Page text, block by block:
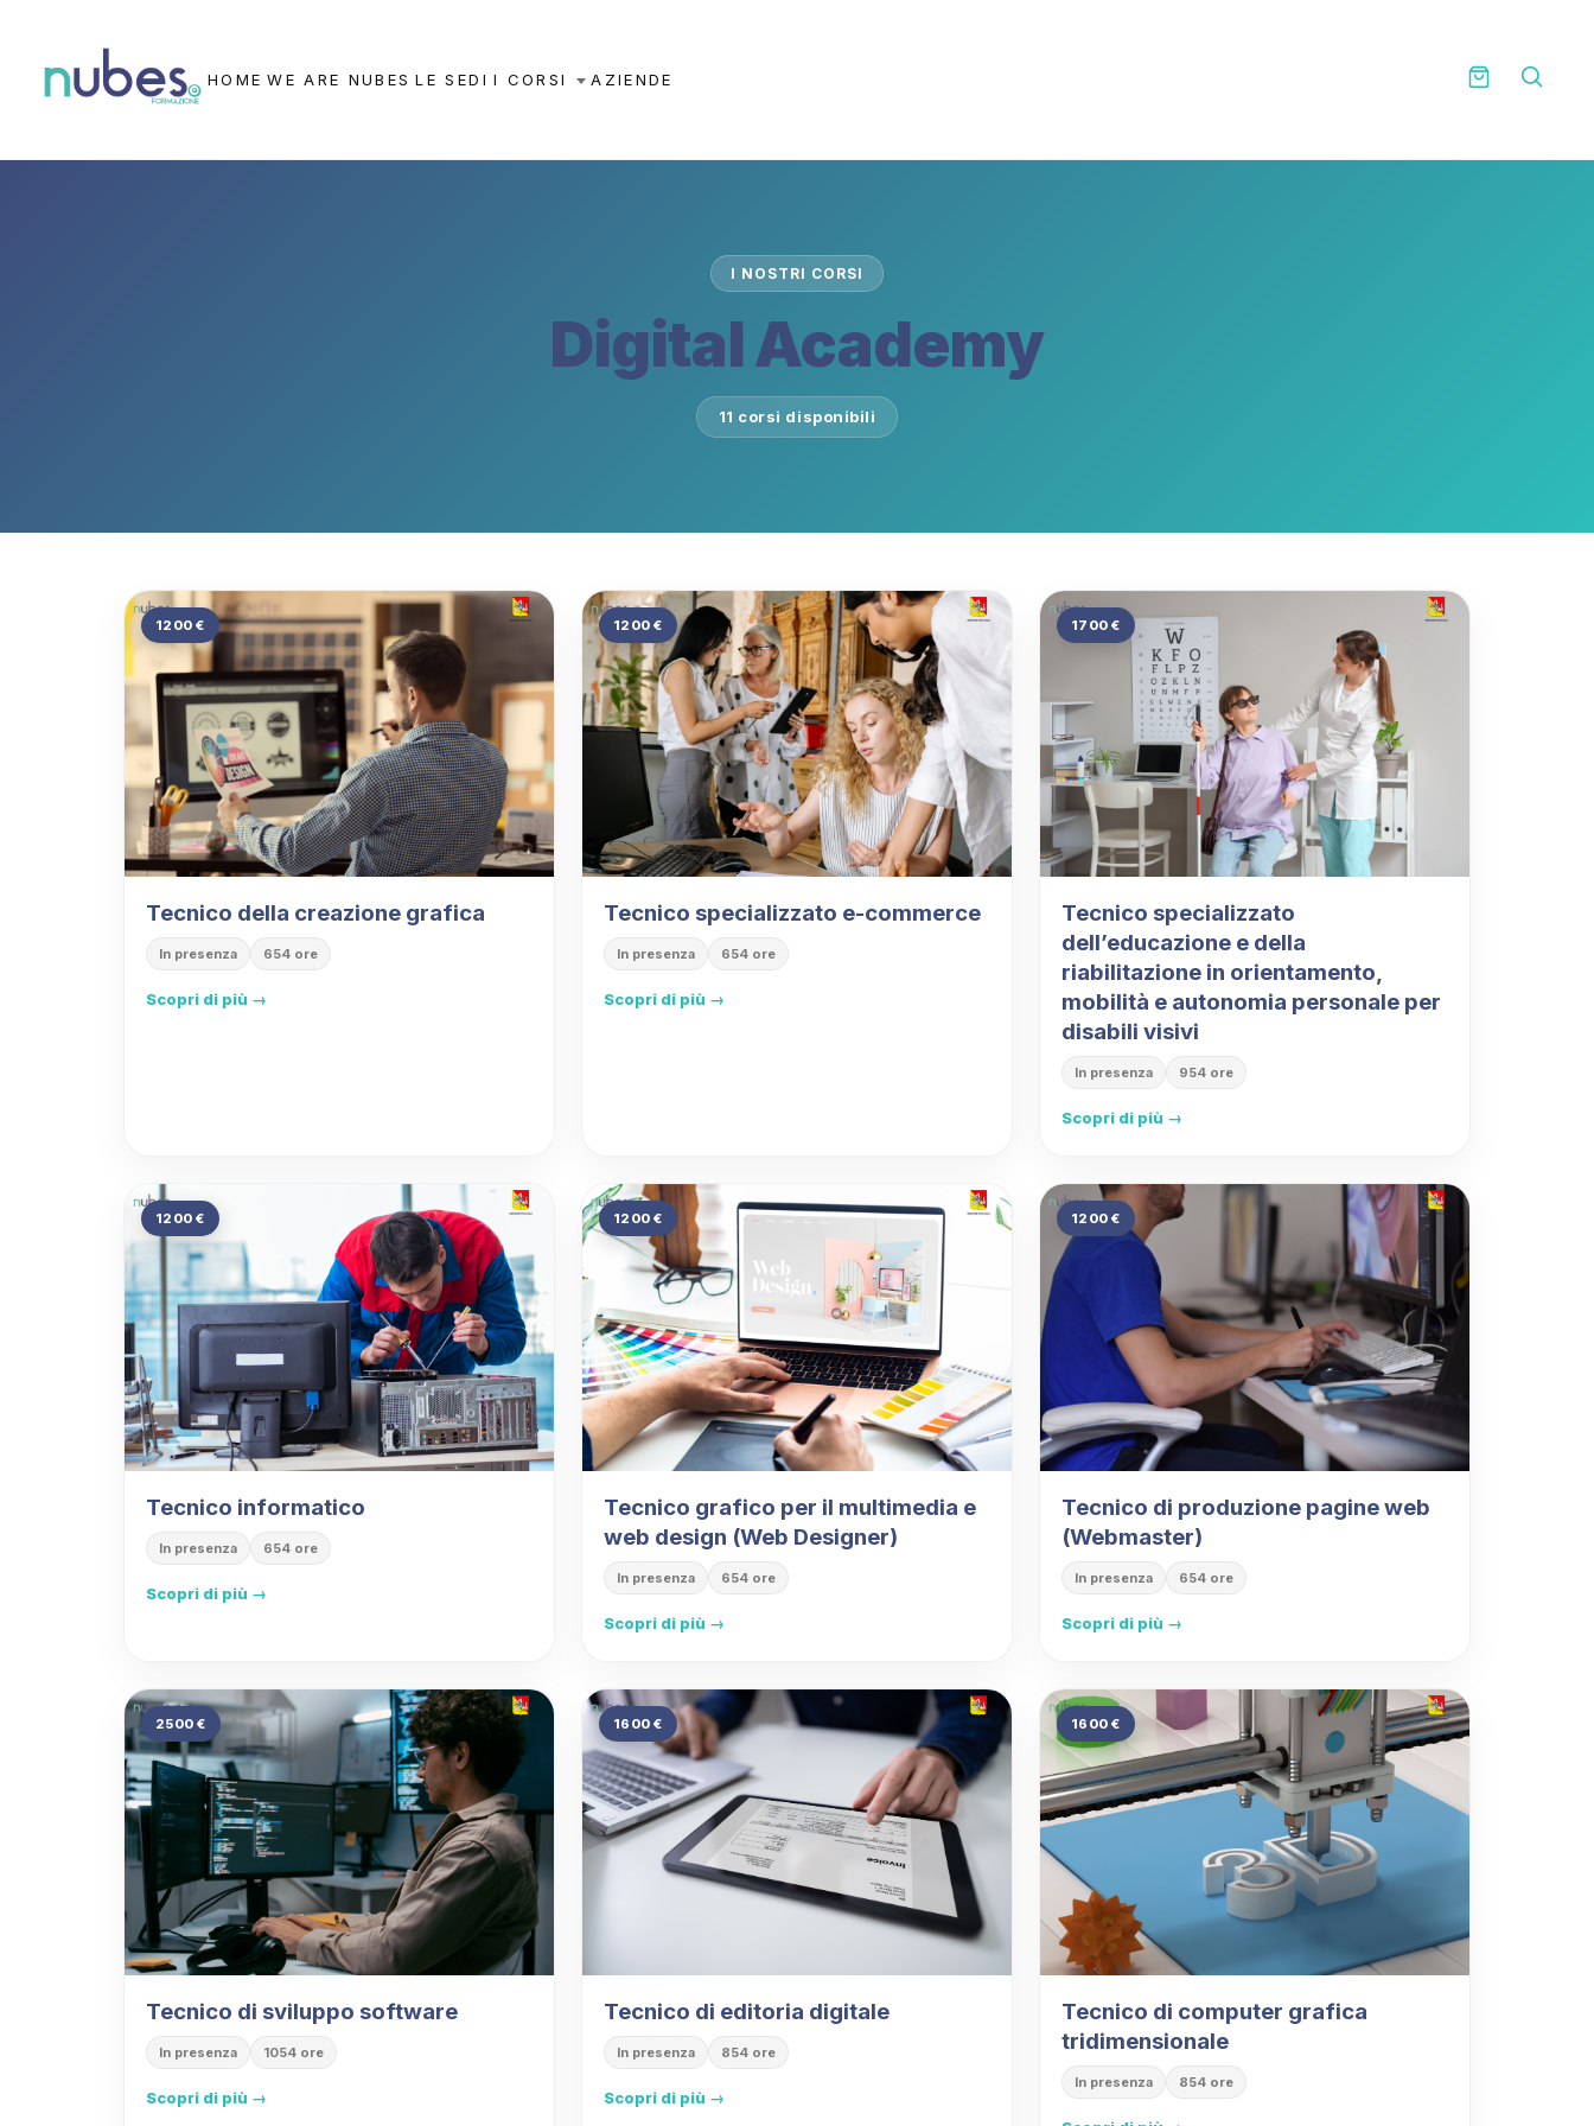
HOME WE ARE NUBES LE SEDI I CORSI AZIENDE
I NOSTRI CORSI
Digital Academy
11 corsi disponibili
1200 €
Tecnico della creazione grafica
In presenza 654 ore
Scopri di più →
1200 €
Tecnico specializzato e-commerce
In presenza 654 ore
Scopri di più →
1700 €
Tecnico specializzato
dell’educazione e della
riabilitazione in orientamento,
mobilità e autonomia personale per
disabili visivi
In presenza 954 ore
Scopri di più →
1200 €
Tecnico informatico
In presenza 654 ore
Scopri di più →
1200 €
Tecnico grafico per il multimedia e
web design (Web Designer)
In presenza 654 ore
Scopri di più →
1200 €
Tecnico di produzione pagine web
(Webmaster)
In presenza 654 ore
Scopri di più →
2500 €
Tecnico di sviluppo software
In presenza 1054 ore
Scopri di più →
1600 €
Tecnico di editoria digitale
In presenza 854 ore
Scopri di più →
1600 €
Tecnico di computer grafica
tridimensionale
In presenza 854 ore